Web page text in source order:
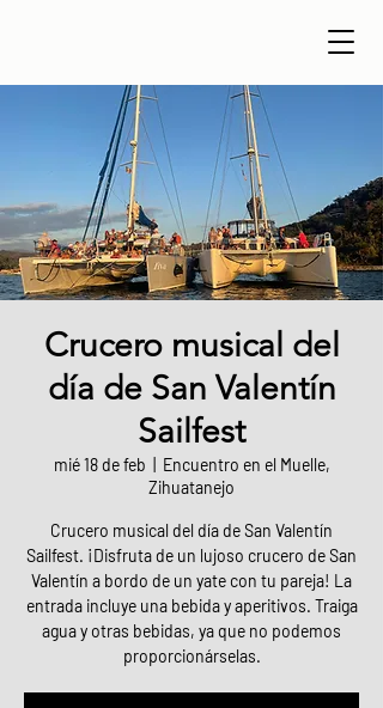
Crucero musical del
día de San Valentín
Sailfest
mié 18 de feb
Encuentro en el Muelle,
Zihuatanejo
Crucero musical del día de San Valentín
Sailfest. ¡Disfruta de un lujoso crucero de San
Valentín a bordo de un yate con tu pareja! La
entrada incluye una bebida y aperitivos. Traiga
agua y otras bebidas, ya que no podemos
proporcionárselas.